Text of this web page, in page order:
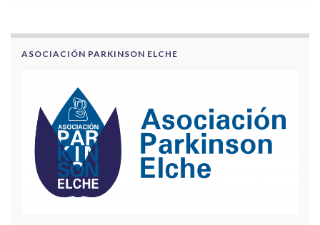
ASOCIACIÓN PARKINSON ELCHE